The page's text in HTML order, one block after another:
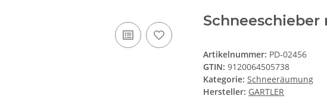
Schneeschieber
Artikelnummer: PD-02456
GTIN: 9120064505738
Kategorie: Schneeräumung
Hersteller: GARTLER